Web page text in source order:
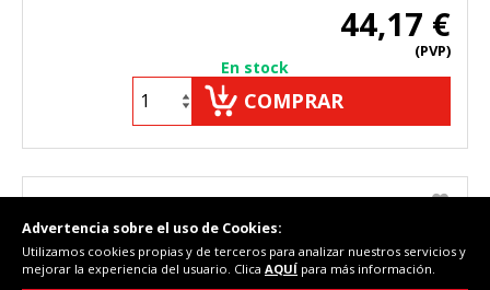
44,17 €
(PVP)
En stock
COMPRAR
Advertencia sobre el uso de Cookies:
Utilizamos cookies propias y de terceros para analizar nuestros servicios y
mejorar la experiencia del usuario. Clica AQUÍ para más información.